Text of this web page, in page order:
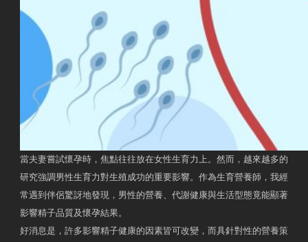
當夫妻嘗試懷孕時，焦點往往放在女性生育力上。然而，越來越多的
研究強調男性生育力對生殖成功的重要影響。作為生育營養師，我經
常遇到伴侶驚訝地發現，男性的營養、代謝健康與生活型態竟能顯著
影響精子品質及懷孕結果。
好消息是，許多影響精子健康的因素皆可改變，而具針對性的營養策